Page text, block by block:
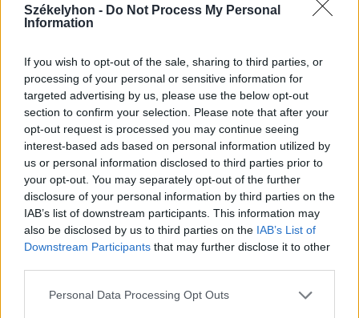
Székelyhon - Do Not Process My Personal
Information
If you wish to opt-out of the sale, sharing to third parties, or
processing of your personal or sensitive information for
targeted advertising by us, please use the below opt-out
section to confirm your selection. Please note that after your
opt-out request is processed you may continue seeing
interest-based ads based on personal information utilized by
us or personal information disclosed to third parties prior to
your opt-out. You may separately opt-out of the further
disclosure of your personal information by third parties on the
IAB’s list of downstream participants. This information may
also be disclosed by us to third parties on the IAB’s List of
Downstream Participants that may further disclose it to other
Personal Data Processing Opt Outs
Balázsi Dénes, Bardoc község polgármestere
elmondta: készen állnak a tiltakozásra, ha eljön az
ideje
FOTÓ: KOCSIS B. JÁNOS
költségcsökkentő intézkedés ebben a